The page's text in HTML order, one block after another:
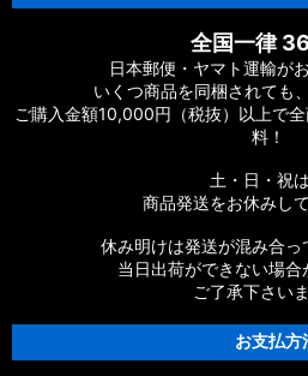
【シマノ】19ストラディック［
ツ
【シマノ】20ストラディックSW［
【シマノ】18ストラディックSW［
全国一律
日本郵便・ヤマト運輸が
いくつ商品を同梱されても
ご購入金額10,000円（税抜）以上で
料！
土・日・祝は
商品発送をお休みし
休み明けは発送が混み合っ
当日出荷ができない場合
ご了承下さいま
お支払方